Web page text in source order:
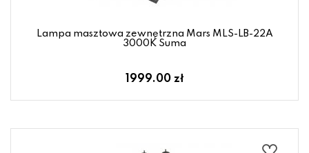
Lampa masztowa zewnętrzna Mars MLS-LB-22A
3000K Suma
1999.00 zł